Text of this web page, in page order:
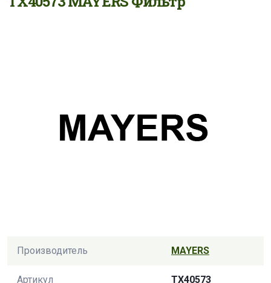
Производитель MAYERS
Артикул TX40573